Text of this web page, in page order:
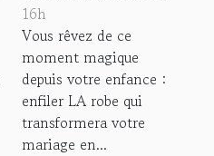
référence pour
choisir votre
robe de mariée
16h
Vous rêvez de ce
moment magique
depuis votre enfance :
enfiler LA robe qui
transformera votre
mariage en...